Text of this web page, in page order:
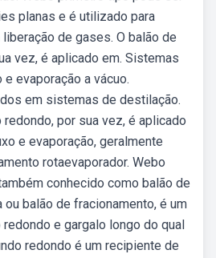
planas e é utilizado para
de gases. O balão de
vez, é aplicado em. Sistemas
evaporação a vácuo.
em sistemas de destilação.
por sua vez, é aplicado
e evaporação, geralmente
rotaevaporador. Webo
conhecido como balão de
balão de fracionamento, é um
e gargalo longo do qual
redondo é um recipiente de